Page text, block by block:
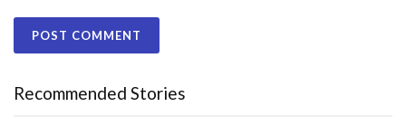
Recommended Stories